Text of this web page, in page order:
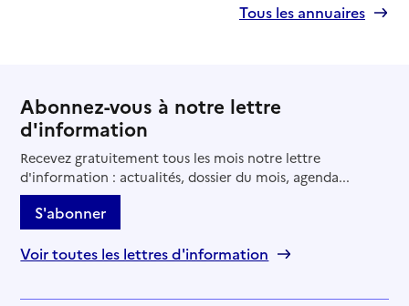
Tous les annuaires
Abonnez-vous à notre lettre
d'information
Recevez gratuitement tous les mois notre lettre
d'information : actualités, dossier du mois, agenda...
S'abonner
Voir toutes les lettres d'information